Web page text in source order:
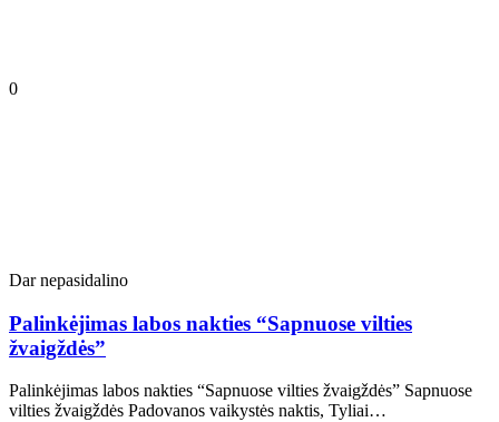
0
Dar nepasidalino
Palinkėjimas labos nakties “Sapnuose vilties
žvaigždės”
Palinkėjimas labos nakties “Sapnuose vilties žvaigždės” Sapnuose
vilties žvaigždės Padovanos vaikystės naktis, Tyliai…